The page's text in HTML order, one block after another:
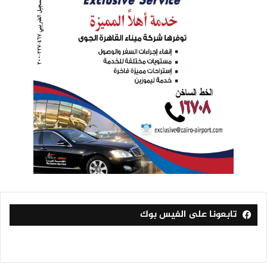
تابعونا على الفيس بوك